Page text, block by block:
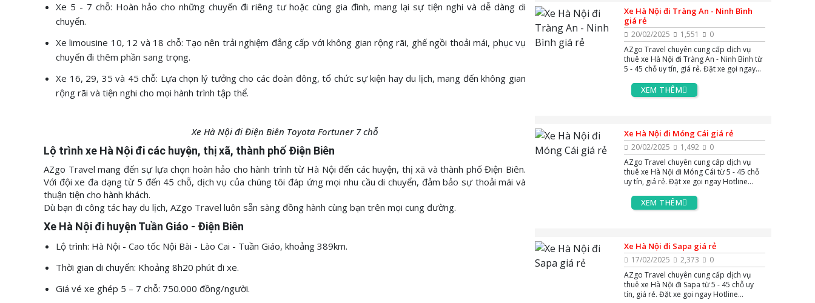
Xe 5 - 7 chỗ: Hoàn hảo cho những chuyến đi riêng tư hoặc cùng gia đình, mang lại sự tiện nghi và dễ dàng di
chuyển.
Xe limousine 10, 12 và 18 chỗ: Tạo nên trải nghiệm đẳng cấp với không gian rộng rãi, ghế ngồi thoải mái, phục vụ
chuyến đi thêm phần sang trọng.
Xe 16, 29, 35 và 45 chỗ: Lựa chọn lý tưởng cho các đoàn đông, tổ chức sự kiện hay du lịch, mang đến không gian
rộng rãi và tiện nghi cho mọi hành trình tập thể.
Xe Hà Nội đi Điện Biên Toyota Fortuner 7 chỗ
Lộ trình xe Hà Nội đi các huyện, thị xã, thành phố Điện Biên
AZgo Travel mang đến sự lựa chọn hoàn hảo cho hành trình từ Hà Nội đến các huyện, thị xã và thành phố Điện Biên.
Với đội xe đa dạng từ 5 đến 45 chỗ, dịch vụ của chúng tôi đáp ứng mọi nhu cầu di chuyển, đảm bảo sự thoải mái và
thuận tiện cho hành khách.
Dù bạn đi công tác hay du lịch, AZgo Travel luôn sẵn sàng đồng hành cùng bạn trên mọi cung đường.
Xe Hà Nội đi huyện Tuần Giáo - Điện Biên
Lộ trình: Hà Nội - Cao tốc Nội Bài - Lào Cai - Tuần Giáo, khoảng 389km.
Thời gian di chuyển: Khoảng 8h20 phút đi xe.
Giá vé xe ghép 5 – 7 chỗ: 750.000 đồng/người.
Xe Hà Nội đi Tràng An - Ninh Bình
giá rẻ
20/02/2025 1,551
0
AZgo Travel chuyên cung cấp dịch vụ
thuê xe Hà Nội đi Tràng An - Ninh Bình từ
5 - 45 chỗ uy tín, giá rẻ. Đặt xe gọi ngay
Massenger để được tư vấn miễn phí 24/7.
XEM THÊM
Xe Hà Nội đi Móng Cái giá rẻ
20/02/2025 1,492
0
AZgo Travel chuyên cung cấp dịch vụ
thuê xe Hà Nội đi Móng Cái từ 5 - 45 chỗ
uy tín, giá rẻ. Đặt xe gọi ngay Hotline
để được tư vấn miễn phí 24/7.
XEM THÊM
Xe Hà Nội đi Sapa giá rẻ
17/02/2025 2,373
0
AZgo Travel chuyên cung cấp dịch vụ
thuê xe Hà Nội đi Sapa từ 5 - 45 chỗ uy
tín, giá rẻ. Đặt xe gọi ngay Hotline